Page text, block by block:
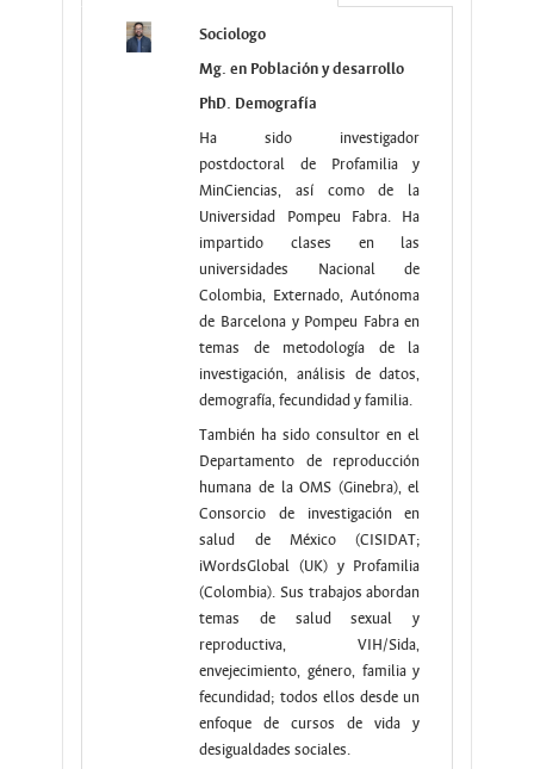
Sociologo
Mg. en Población y desarrollo
PhD. Demografía
Ha sido investigador
postdoctoral de Profamilia y
MinCiencias, así como de la
Universidad Pompeu Fabra. Ha
impartido clases en las
universidades Nacional de
Colombia, Externado, Autónoma
de Barcelona y Pompeu Fabra en
temas de metodología de la
investigación, análisis de datos,
demografía, fecundidad y familia.
También ha sido consultor en el
Departamento de reproducción
humana de la OMS (Ginebra), el
Consorcio de investigación en
salud de México (CISIDAT;
iWordsGlobal (UK) y Profamilia
(Colombia). Sus trabajos abordan
temas de salud sexual y
reproductiva, VIH/Sida,
envejecimiento, género, familia y
fecundidad; todos ellos desde un
enfoque de cursos de vida y
desigualdades sociales.